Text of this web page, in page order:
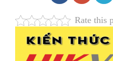
Rate this